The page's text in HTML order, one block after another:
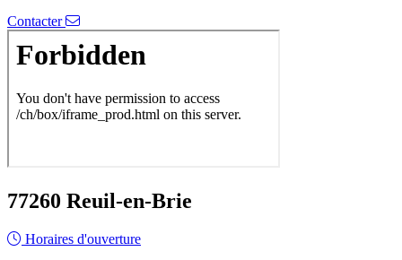
Contacter
77260 Reuil-en-Brie
Horaires d'ouverture